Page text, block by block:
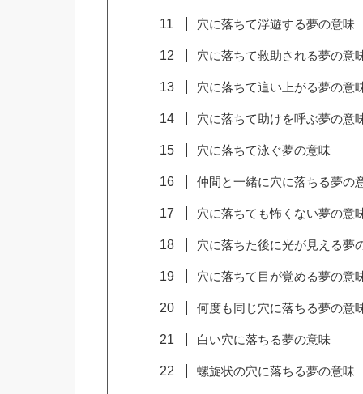
穴に落ちて浮遊する夢の意味
穴に落ちて救助される夢の意
穴に落ちて這い上がる夢の意
穴に落ちて助けを呼ぶ夢の意
穴に落ちて泳ぐ夢の意味
仲間と一緒に穴に落ちる夢の
穴に落ちても怖くない夢の意
穴に落ちた後に光が見える夢
穴に落ちて目が覚める夢の意
何度も同じ穴に落ちる夢の意
白い穴に落ちる夢の意味
螺旋状の穴に落ちる夢の意味